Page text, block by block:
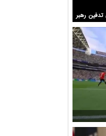
تدفین رهبر